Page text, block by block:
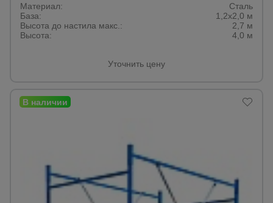
Материал:
Сталь
База:
1,2х2,0 м
Высота до настила макс.:
2,7 м
Высота:
4,0 м
Уточнить цену